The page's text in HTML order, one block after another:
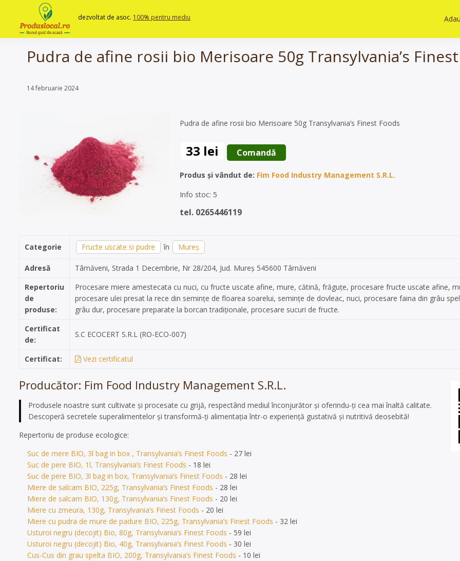
content
dezvoltat de asoc. 100% pentru mediu
Pudra de afine rosii bio Merisoare 50g Transylvania’s
14 februarie 2024
Pudra de afine rosii bio Merisoare 50g Transylvania’s Finest Foods
33 lei Comandă
Produs și vândut de: Fim Food Industry Management S.R.L.
Info stoc: 5
tel. 0265446119
Categorie Fructe uscate si pudre în Mureș
Adresă
Târnăveni, Strada 1 Decembrie, Nr 28/204, Jud. Mureș 545600 Târnăveni
Repertoriu
de
produse:
Procesare miere amestecata cu nuci, cu fructe uscate afine, mure, cătină, frăguțe, procesare fructe uscate afine,
procesare ulei presat la rece din semințe de floarea soarelui, semințe de dovleac, nuci, procesare faina din grâu
grâu dur, procesare preparate la borcan tradiționale, procesare sucuri de fructe.
Certificat
de:
S.C ECOCERT S.R.L (RO-ECO-007)
Certificat: Vezi certificatul
Producător: Fim Food Industry Management S.R.L.
Produsele noastre sunt cultivate și procesate cu grijă, respectând mediul înconjurător și oferindu-ți cea mai înaltă calitate.
Descoperă secretele superalimentelor și transformă-ți alimentația într-o experiență gustativă și nutritivă deosebită!
Repertoriu de produse ecologice:
Suc de mere BIO, 3l bag in box , Transylvania’s Finest Foods - 27 lei
Suc de pere BIO, 1l, Transylvania’s Finest Foods - 18 lei
Suc de pere BIO, 3l bag in box, Transylvania’s Finest Foods - 28 lei
Miere de salcam BIO, 225g, Transylvania’s Finest Foods - 28 lei
Miere de salcam BIO, 130g, Transylvania’s Finest Foods - 20 lei
Miere cu zmeura, 130g, Transylvania’s Finest Foods - 20 lei
Miere cu pudra de mure de padure BIO, 225g, Transylvania’s Finest Foods - 32 lei
Usturoi negru (decojit) Bio, 80g, Transylvania’s Finest Foods - 59 lei
Usturoi negru (decojit) Bio, 40g, Transylvania’s Finest Foods - 30 lei
Cus-Cus din grau spelta BIO, 200g, Transylvania’s Finest Foods - 10 lei